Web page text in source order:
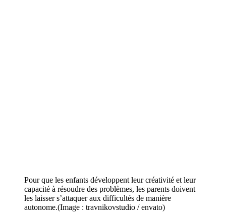
Pour que les enfants développent leur créativité et leur
capacité à résoudre des problèmes, les parents doivent
les laisser s’attaquer aux difficultés de manière
autonome.(Image : travnikovstudio / envato)